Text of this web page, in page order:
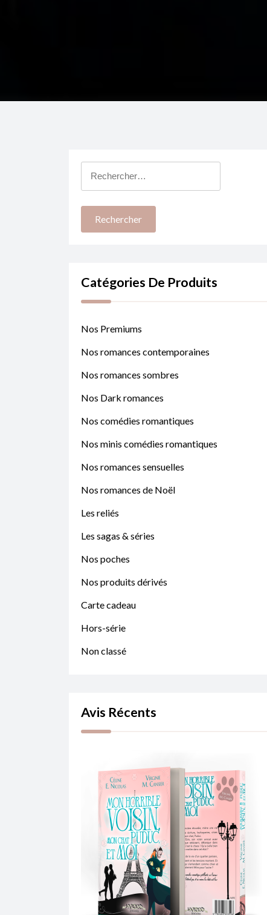
Catégories De Produits
Nos Premiums
Nos romances contemporaines
Nos romances sombres
Nos Dark romances
Nos comédies romantiques
Nos minis comédies romantiques
Nos romances sensuelles
Nos romances de Noël
Les reliés
Les sagas & séries
Nos poches
Nos produits dérivés
Carte cadeau
Hors-série
Non classé
Avis Récents